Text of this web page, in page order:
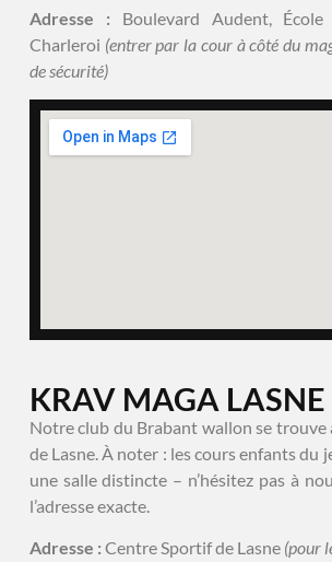
Adresse : Boulevard Audent,
Charleroi (entrer par la cour à côté du
de sécurité)
KRAV MAGA LASNE
Notre club du Brabant wallon se
de Lasne. À noter : les cours enfants du
une salle distincte – n’hésitez pas à
l’adresse exacte.
Adresse : Centre Sportif de Lasne (pour